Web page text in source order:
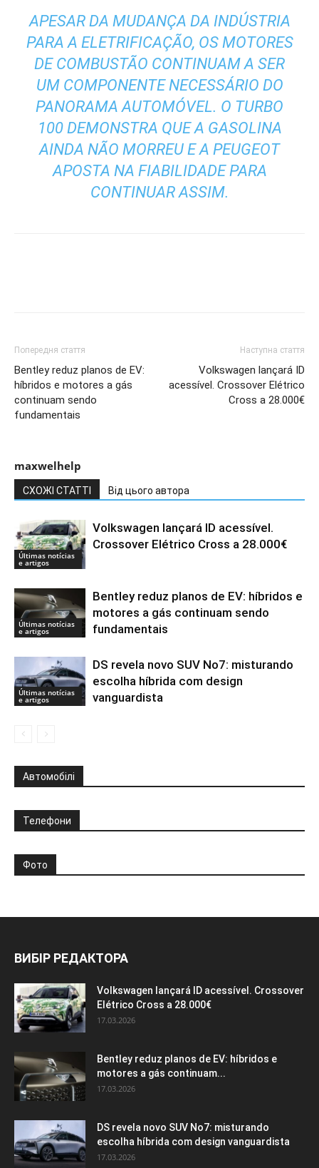
APESAR DA MUDANÇA DA INDÚSTRIA
PARA A ELETRIFICAÇÃO, OS MOTORES
DE COMBUSTÃO CONTINUAM A SER
UM COMPONENTE NECESSÁRIO DO
PANORAMA AUTOMÓVEL. O TURBO
100 DEMONSTRA QUE A GASOLINA
AINDA NÃO MORREU E A PEUGEOT
APOSTA NA FIABILIDADE PARA
CONTINUAR ASSIM.
Попередня стаття
Bentley reduz planos de EV:
híbridos e motores a gás
continuam sendo
fundamentais
Наступна стаття
Volkswagen lançará ID
acessível. Crossover Elétrico
Cross a 28.000€
maxwelhelp
СХОЖІ СТАТТІ Від цього автора
Últimas notícias
e artigos
Volkswagen lançará ID acessível.
Crossover Elétrico Cross a 28.000€
Últimas notícias
e artigos
Bentley reduz planos de EV: híbridos e
motores a gás continuam sendo
fundamentais
Últimas notícias
e artigos
DS revela novo SUV No7: misturando
escolha híbrida com design
vanguardista
Автомобілі
Телефони
Фото
ВИБІР РЕДАКТОРА
Volkswagen lançará ID acessível. Crossover
Elétrico Cross a 28.000€
17.03.2026
Bentley reduz planos de EV: híbridos e
motores a gás continuam...
17.03.2026
DS revela novo SUV No7: misturando
escolha híbrida com design vanguardista
17.03.2026